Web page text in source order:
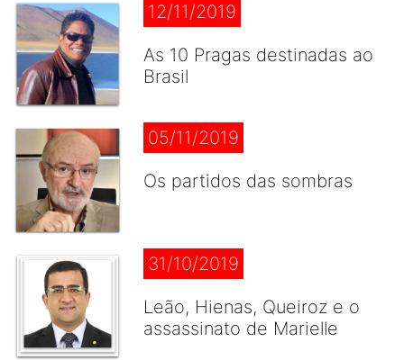
12/11/2019
As 10 Pragas destinadas ao
Brasil
05/11/2019
Os partidos das sombras
31/10/2019
Leão, Hienas, Queiroz e o
assassinato de Marielle